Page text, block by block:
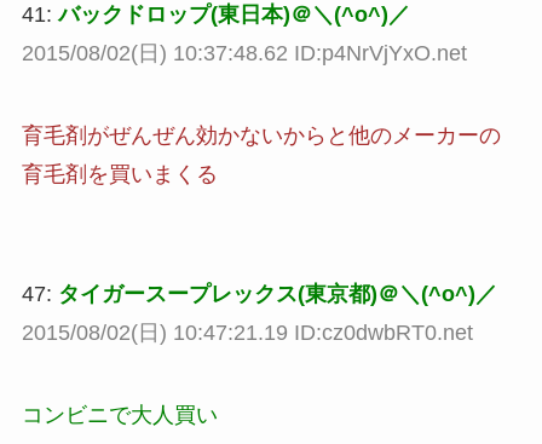
41:バックドロップ(東日本)＠＼(^o^)／
2015/08/02(日) 10:37:48.62 ID:p4NrVjYxO.net
育毛剤がぜんぜん効かないからと他のメーカーの
育毛剤を買いまくる
47: タイガースープレックス(東京都)＠＼(^o^)／
2015/08/02(日) 10:47:21.19 ID:cz0dwbRT0.net
コンビニで大人買い